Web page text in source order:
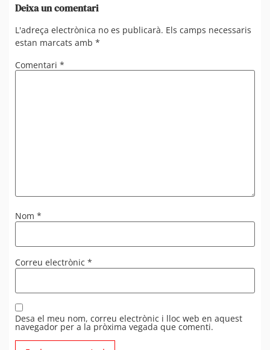
Deixa un comentari
L'adreça electrònica no es publicarà. Els camps necessaris
estan marcats amb *
Comentari *
Nom *
Correu electrònic *
Desa el meu nom, correu electrònic i lloc web en aquest
navegador per a la pròxima vegada que comenti.